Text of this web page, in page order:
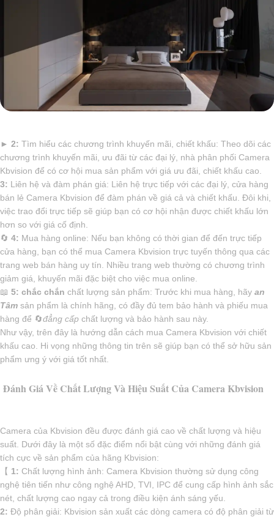
► 2: Tìm hiểu các chương trình khuyến mãi, chiết khấu: Theo dõi các
chương trình khuyến mãi, ưu đãi từ các đại lý, nhà phân phối Camera
Kbvision để có cơ hội mua sản phẩm với giá ưu đãi, chiết khấu cao.
3: Liên hệ và đàm phán giá: Liên hệ trực tiếp với các đại lý, cửa hàng
bán lẻ Camera Kbvision để đàm phán về giá cả và chiết khấu. Đôi khi,
việc trao đổi trực tiếp sẽ giúp bạn có cơ hội nhận được chiết khấu lớn
hơn so với giá cố định.
🔄 4: Mua hàng online: Nếu bạn không có thời gian để đến trực tiếp
cửa hàng, bạn có thể mua Camera Kbvision trực tuyến thông qua các
trang web bán hàng uy tín. Nhiều trang web thường có chương trình
giảm giá, khuyến mãi đặc biệt cho việc mua online.
📖 5: chắc chắn chất lượng sản phẩm: Trước khi mua hàng, hãy an
Tâm sản phẩm là chính hãng, có đầy đủ tem bảo hành và phiếu mua
hàng để 🔄đẳng cấp chất lượng và bảo hành sau này.
Như vậy, trên đây là hướng dẫn cách mua Camera Kbvision với chiết
khấu cao. Hi vọng những thông tin trên sẽ giúp bạn có thể sở hữu sản
phẩm ưng ý với giá tốt nhất.
Đánh Giá Về Chất Lượng Và Hiệu Suất Của Camera Kbvision
Camera của Kbvision đều được đánh giá cao về chất lượng và hiệu
suất. Dưới đây là một số đặc điểm nổi bật cùng với những đánh giá
tích cực về sản phẩm của hãng Kbvision:
【 1: Chất lượng hình ảnh: Camera Kbvision thường sử dụng công
nghệ tiên tiến như công nghệ AHD, TVI, IPC để cung cấp hình ảnh sắc
nét, chất lượng cao ngay cả trong điều kiện ánh sáng yếu.
2: Độ phân giải: Kbvision sản xuất các dòng camera có độ phân giải từ